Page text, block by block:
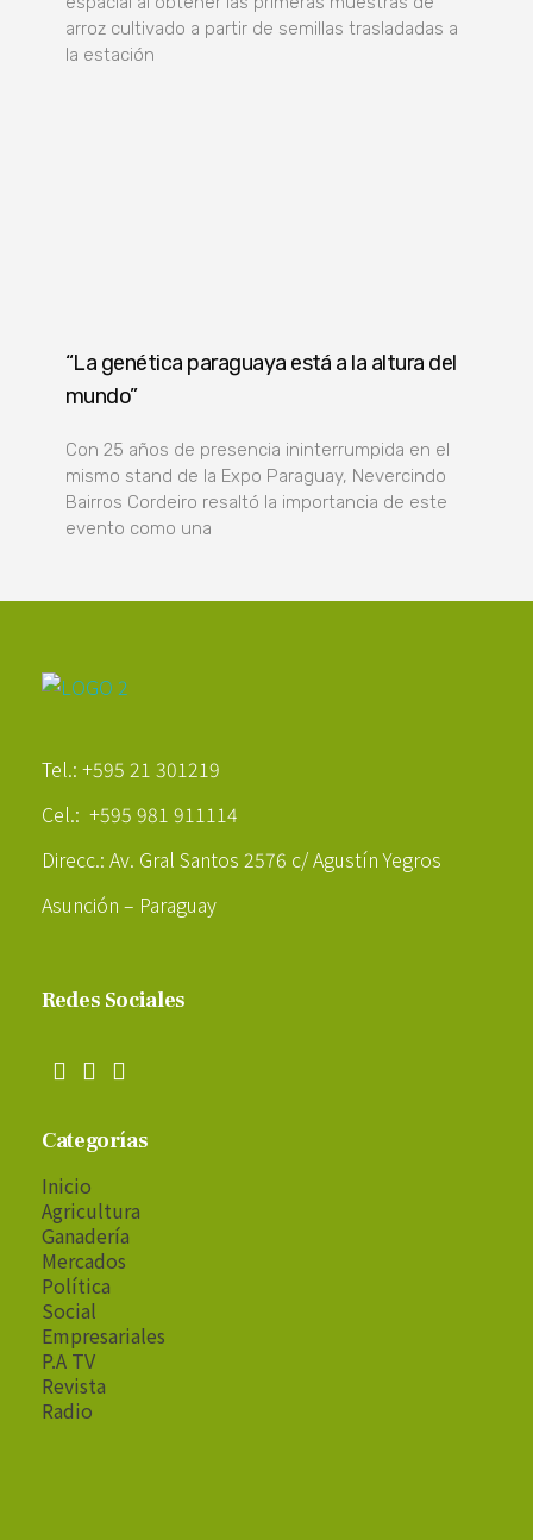
arroz cultivado a partir de semillas trasladadas a
la estación
“La genética paraguaya está a la altura del
mundo”
Con 25 años de presencia ininterrumpida en el
mismo stand de la Expo Paraguay, Nevercindo
Bairros Cordeiro resaltó la importancia de este
evento como una
Tel.: +595 21 301219
Cel.: +595 981 911114
Direcc.: Av. Gral Santos 2576 c/ Agustín Yegros
Asunción – Paraguay
Redes Sociales
Categorías
Inicio
Agricultura
Ganadería
Mercados
Política
Social
Empresariales
P.A TV
Revista
Radio